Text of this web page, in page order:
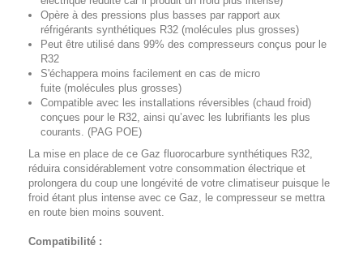
Opère à des pressions plus basses par rapport aux
réfrigérants synthétiques R32 (molécules plus grosses)
Peut être utilisé dans 99% des compresseurs conçus pour le
R32
S'échappera moins facilement en cas de micro
fuite (molécules plus grosses)
Compatible avec les installations réversibles (chaud froid)
conçues pour le R32, ainsi qu’avec les lubrifiants les plus
courants. (PAG POE)
La mise en place de ce Gaz fluorocarbure synthétiques R32,
réduira considérablement votre consommation électrique et
prolongera du coup une longévité de votre climatiseur puisque le
froid étant plus intense avec ce Gaz, le compresseur se mettra
en route bien moins souvent.
Compatibilité :